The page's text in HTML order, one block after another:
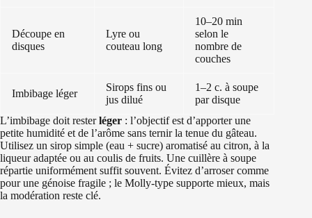
Découpe en
disques
Lyre ou
couteau long
10–20 min
selon le
nombre de
couches
Imbibage léger
Sirops fins ou
jus dilué
1–2 c. à soupe
par disque
L’imbibage doit resterléger : l’objectif est d’apporter une
petite humidité et de l’arôme sans ternir la tenue du gâteau.
Utilisez un sirop simple (eau + sucre) aromatisé au citron, à la
liqueur adaptée ou au coulis de fruits. Une cuillère à soupe
répartie uniformément suffit souvent. Évitez d’arroser comme
pour une génoise fragile ; le Molly-type supporte mieux, mais
la modération reste clé.